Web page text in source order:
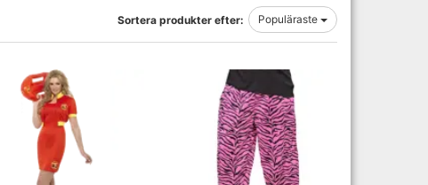
Sortera produkter efter: Populäraste